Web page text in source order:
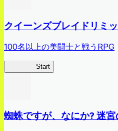
クイーンズブレイドリミ
100名以上の美闘士と戦うRPG
Start
蜘蛛ですが、なにか? 迷